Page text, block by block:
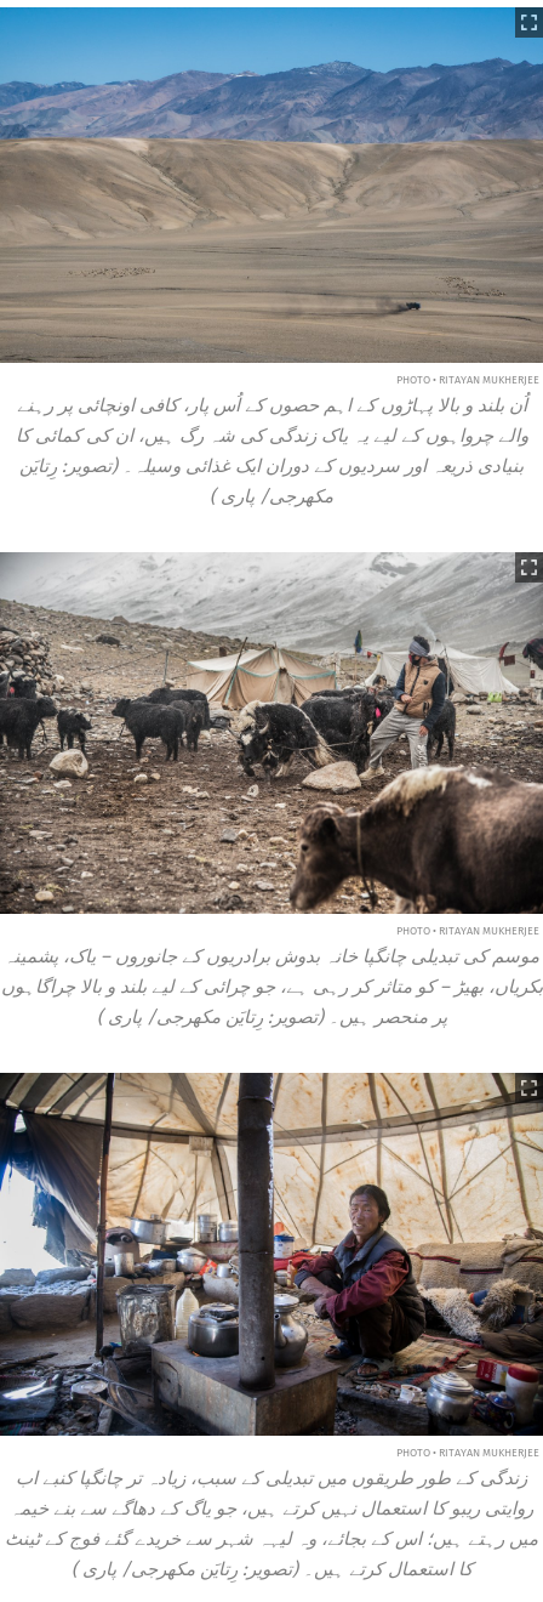
PHOTO • RITAYAN MUKHERJEE
اُن بلند و بالا پہاڑوں کے اہم حصوں کے اُس پار، کافی اونچائی پر رہنے
والے چرواہوں کے لیے یہ یاک زندگی کی شہ رگ ہیں، ان کی کمائی کا
بنیادی ذریعہ اور سردیوں کے دوران ایک غذائی وسیلہ۔ (تصویر: رِتایَن
مکھرجی/ پاری)
PHOTO • RITAYAN MUKHERJEE
موسم کی تبدیلی چانگپا خانہ بدوش برادریوں کے جانوروں – یاک، پشمینہ
بکریاں، بھیڑ – کو متاثر کر رہی ہے، جو چرائی کے لیے بلند و بالا چراگاہوں
پر منحصر ہیں۔ (تصویر: رِتایَن مکھرجی/پاری)
PHOTO • RITAYAN MUKHERJEE
زندگی کے طور طریقوں میں تبدیلی کے سبب، زیادہ تر چانگپا کنبے اب
روایتی ریبو کا استعمال نہیں کرتے ہیں، جو یاگ کے دھاگے سے بنے خیمہ
میں رہتے ہیں؛ اس کے بجائے، وہ لیہہ شہر سے خریدے گئے فوج کے ٹینٹ
کا استعمال کرتے ہیں۔ (تصویر: رِتایَن مکھرجی/پاری)